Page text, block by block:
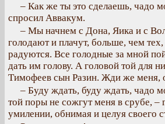
– Как же ты это сделаешь, чадо
спросил Аввакум.
– Мы начнем с Дона, Яика и с
голодают и плачут, больше, чем
радуются. Все голодные за мной
дать им голову. А головой той для
Тимофеев сын Разин. Жди же меня,
– Буду ждать, буду ждать, чадо
той поры не сожгут меня в срубе, –
умилении, обнимая и целуя своего